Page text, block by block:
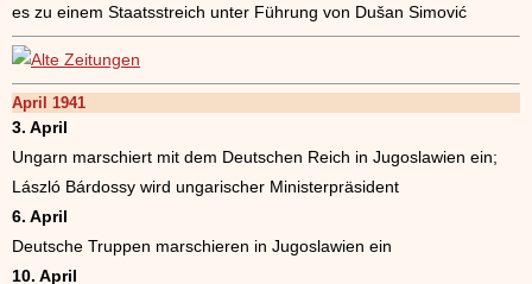
es zu einem Staatsstreich unter Führung von Dušan Simović
April 1941
3. April
Ungarn marschiert mit dem Deutschen Reich in Jugoslawien ein;
László Bárdossy wird ungarischer Ministerpräsident
6. April
Deutsche Truppen marschieren in Jugoslawien ein
10. April